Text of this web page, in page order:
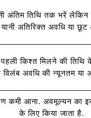
अंतिम तिथि तक भरें
अतिरिक्त अवधि या छूट
किश्त मिलने की
विलंब अवधि की न्यूनतम या
कमी आना. अवमूल्यन का
के लिए किया जाता है.